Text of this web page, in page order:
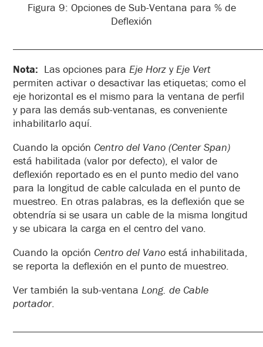
Figura 9: Opciones de Sub-Ventana para % de
Deflexión
Nota: Las opciones para Eje Horz yEje Vert
permiten activar o desactivar las etiquetas; como el
eje horizontal es el mismo para la ventana de perfil
y para las demás sub-ventanas, es conveniente
inhabilitarlo aquí.
Cuando la opción Centro del Vano (Center Span)
está habilitada (valor por defecto), el valor de
deflexión reportado es en el punto medio del vano
para la longitud de cable calculada en el punto de
muestreo. En otras palabras, es la deflexión que se
obtendría si se usara un cable de la misma longitud
y se ubicara la carga en el centro del vano.
Cuando la opción Centro del Vano está inhabilitada,
se reporta la deflexión en el punto de muestreo.
Ver también la sub-ventana Long. de Cable
portador.